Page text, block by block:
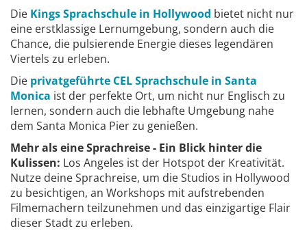
Die Kings Sprachschule in Hollywood bietet nicht nur
eine erstklassige Lernumgebung, sondern auch die
Chance, die pulsierende Energie dieses legendären
Viertels zu erleben.
Die privatgeführte CEL Sprachschule in Santa
Monica ist der perfekte Ort, um nicht nur Englisch zu
lernen, sondern auch die lebhafte Umgebung nahe
dem Santa Monica Pier zu genießen.
Mehr als eine Sprachreise - Ein Blick hinter die
Kulissen: Los Angeles ist der Hotspot der Kreativität.
Nutze deine Sprachreise, um die Studios in Hollywood
zu besichtigen, an Workshops mit aufstrebenden
Filmemachern teilzunehmen und das einzigartige Flair
dieser Stadt zu erleben.